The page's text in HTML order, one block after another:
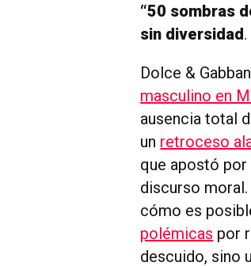
“50 sombras
sin diversidad.
Dolce &
masculino en
ausencia total
un retroceso
que apostó
discurso
cómo es
polémicas por
descuido, sino